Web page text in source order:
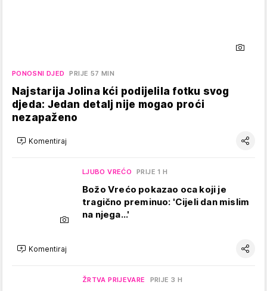
PONOSNI DJED PRIJE 57 MIN
Najstarija Jolina kći podijelila fotku svog
djeda: Jedan detalj nije mogao proći
nezapaženo
Komentiraj
LJUBO VREĆO PRIJE 1 H
Božo Vrećo pokazao oca koji je
tragično preminuo: 'Cijeli dan mislim
na njega...'
Komentiraj
ŽRTVA PRIJEVARE PRIJE 3 H